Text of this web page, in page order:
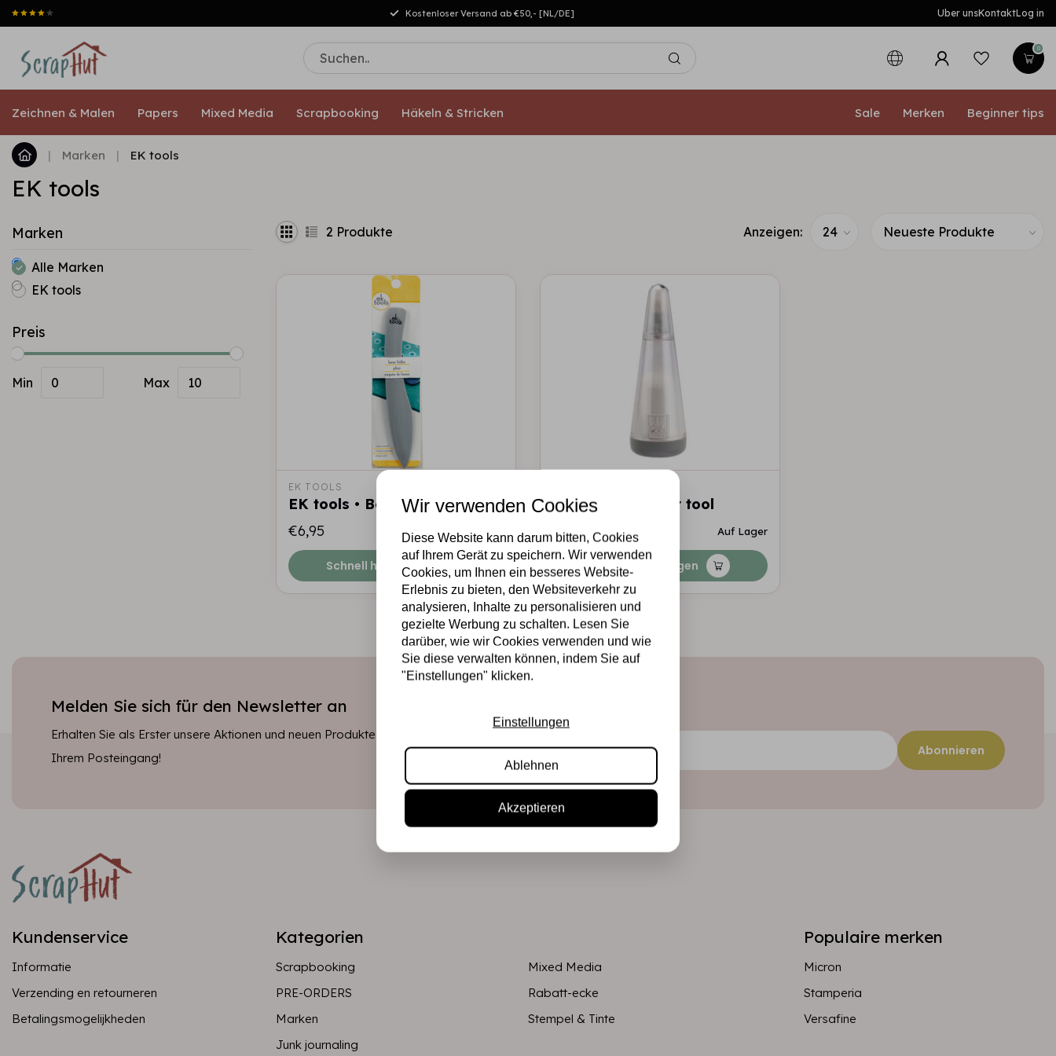
Kostenloser Versand ab €50,- [NL/DE] Uber unsKontaktLog in
0
Zeichnen & Malen Papers Mixed Media Scrapbooking Häkeln & Stricken Sale Merken Beginner tips
| Marken | EK tools
EK tools
Marken
Alle Marken
EK tools
Preis
Min Max
2 Produkte Anzeigen:
EK TOOLS
EK tools • Bone folder
€6,95
Auf Lager
Schnell hinzufügen
EK tools • Poeder tool
€7,50
Auf Lager
Schnell hinzufügen
Melden Sie sich für den Newsletter an
Erhalten Sie als Erster unsere Aktionen und neuen Produkte direkt in
Ihrem Posteingang!
Abonnieren
Kundenservice
Informatie
Verzending en retourneren
Betalingsmogelijkheden
Kategorien
Scrapbooking
Mixed Media
PRE-ORDERS
Rabatt-ecke
Marken
Stempel & Tinte
Junk journaling
Populaire merken
Micron
Stamperia
Versafine
Wir verwenden Cookies
Diese Website kann darum bitten, Cookies
auf Ihrem Gerät zu speichern. Wir verwenden
Cookies, um Ihnen ein besseres Website-
Erlebnis zu bieten, den Websiteverkehr zu
analysieren, Inhalte zu personalisieren und
gezielte Werbung zu schalten. Lesen Sie
darüber, wie wir Cookies verwenden und wie
Sie diese verwalten können, indem Sie auf
"Einstellungen" klicken.
Einstellungen
Ablehnen
Akzeptieren